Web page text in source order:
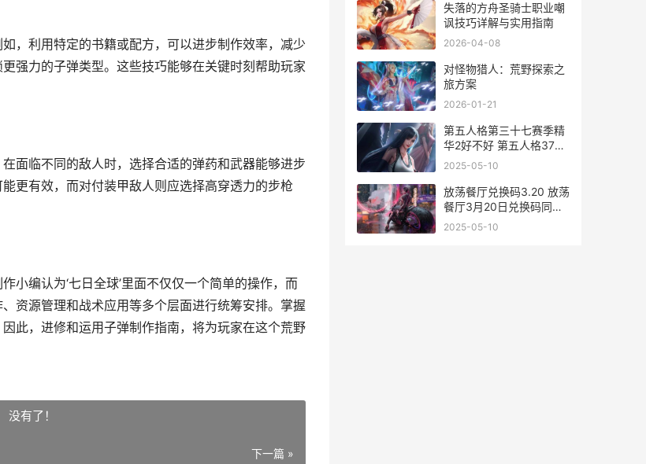
，利用特定的书籍或配方，可以进步制作效率，减少
强力的子弹类型。这些技巧能够在关键时刻帮助玩家
面临不同的敌人时，选择合适的弹药和武器能够进步
更有效，而对付装甲敌人则应选择高穿透力的步枪
小编认为‘七日全球’里面不仅仅一个简单的操作，而
资源管理和战术应用等多个层面进行统筹安排。掌握
此，进修和运用子弹制作指南，将为玩家在这个荒野
没有了！
下一篇 »
失落的方舟圣骑士职业嘲
讽技巧详解与实用指南
2026-04-08
对怪物猎人：荒野探索之
旅方案
2026-01-21
第五人格第三十七赛季精
华2好不好 第五人格37赛
季精华3时装 第五人格第
2025-05-10
放荡餐厅兑换码3.20 放荡
餐厅3月20日兑换码同享
放置餐厅
2025-05-10